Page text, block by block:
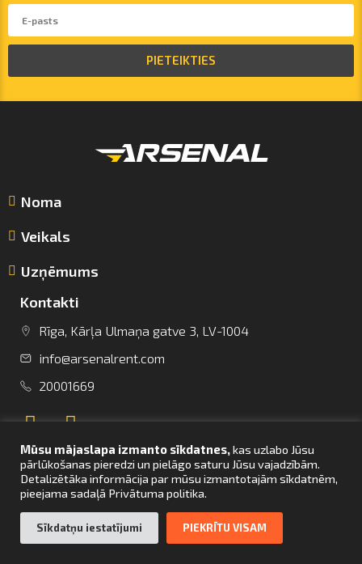
info@arsenalrent.com
+37120001669
Lietuva Latvija
PIETEIKTIES
Noma
Veikals
Uzņēmums
Kontakti
Rīga, Kārļa Ulmaņa gatve 3, LV-1004
info@arsenalrent.com
20001669
UZ SĀKUMU
© Arsenal Tehnikas noma 2021. Visas tiesības aizsargātas. Mājaslapas
izstrāde –bettrweb.com
Mūsu mājaslapa izmanto sīkdatnes,kas uzlabo Jūsu
pārlūkošanas pieredzi un pielāgo saturu Jūsu vajadzībām.
Detalizētāka informācija par mūsu izmantotajām sīkdatnēm,
pieejama sadaļā Privātuma politika.
Sīkdatņu iestatījumi PIEKRĪTU VISAM